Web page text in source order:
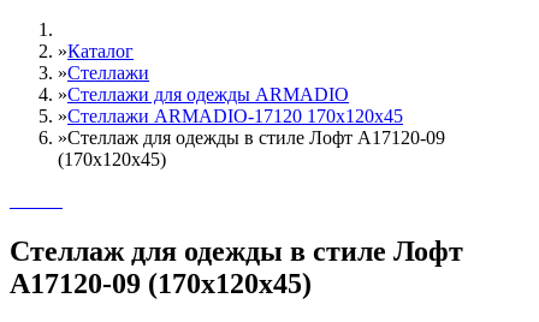
»Каталог
»Стеллажи
»Cтеллажи для одежды ARMADIO
»Стеллажи ARMADIO-17120 170х120х45
»Стеллаж для одежды в стиле Лофт A17120-09
(170х120х45)
Стеллаж для одежды в стиле Лофт
A17120-09 (170х120х45)